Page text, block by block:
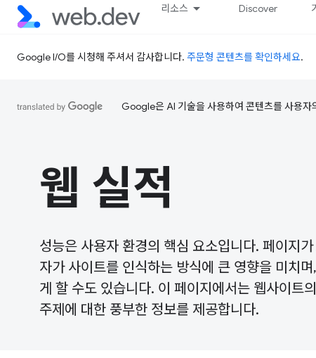
리소스 Discover
Google I/O를 시청해 주셔서 감사합니다. 주문형 콘텐츠를 확인하세요.
Google은 AI 기술을 사용하여 콘텐츠를 사용자
웹 실적
성능은 사용자 환경의 핵심 요소입니다. 페이지
자가 사이트를 인식하는 방식에 큰 영향을 미치
게 할 수도 있습니다. 이 페이지에서는 웹사이트
주제에 대한 풍부한 정보를 제공합니다.